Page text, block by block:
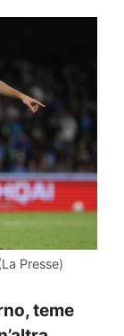
Presse)
teme